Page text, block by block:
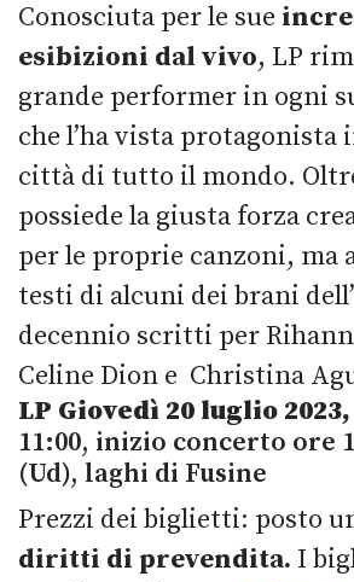
Conosciuta per le sue
esibizioni dal vivo, LP
grande performer in ogni
che l’ha vista protagonista
città di tutto il mondo.
possiede la giusta forza
per le proprie canzoni, ma
testi di alcuni dei brani
decennio scritti per
Celine Dion e Christina
LP Giovedì 20 luglio 2023,
11:00, inizio concerto ore
(Ud), laghi di Fusine
Prezzi dei biglietti: posto
diritti di prevendita. I